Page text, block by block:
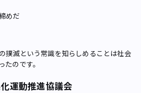
めだ
撲滅という常識を知らしめることは社会
たのです。
運動推進協議会